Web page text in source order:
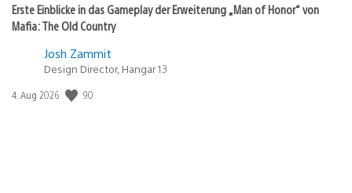
Erste Einblicke in das Gameplay der Erweiterung „Man of Honor“ von
Mafia: The Old Country
Josh Zammit
Design Director, Hangar 13
Veröffentlichungsdatum:
4. Aug 2026 90